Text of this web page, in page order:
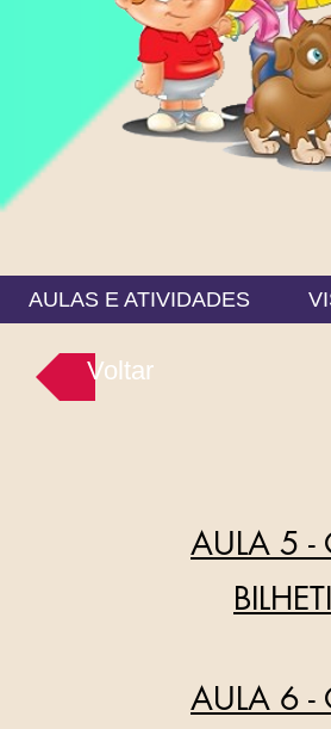
AULAS E ATIVIDADES
Voltar
AULA 5 -
AULA 6 -